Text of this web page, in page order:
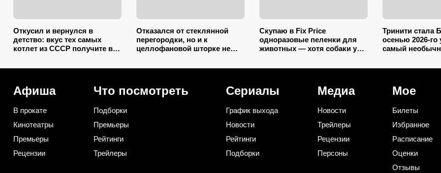
Откусил и вернулся в
детство: вкус тех самых
котлет из СССР получите в
Отказался от стеклянной
перегородки, но и к
целлофановой шторке не
Скупаю в Fix Price
одноразовые пеленки для
животных — хотя собаки у
Тринити стала
осенью 2026-го
самый
Афиша
В прокате
Кинотеатры
Премьеры
Рецензии
Что посмотреть
Подборки
Премьеры
Рейтинги
Трейлеры
Сериалы
График выхода
Новости
Рейтинги
Подборки
Медиа
Новости
Трейлеры
Рецензии
Персоны
Мое
Билеты
Избранное
Расписание
Оценки
Отзывы